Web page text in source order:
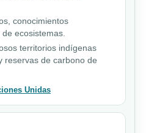
conocimientos
ecosistemas.
territorios indígenas
reservas de carbono de
Unidas